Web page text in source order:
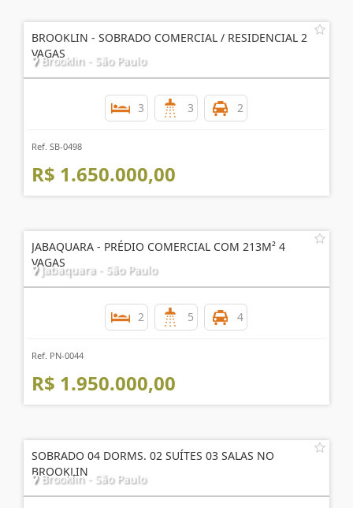
BROOKLIN - SOBRADO COMERCIAL / RESIDENCIAL 2
VAGAS
Brooklin - São Paulo
3 3 2
Ref. SB-0498
R$ 1.650.000,00
JABAQUARA - PRÉDIO COMERCIAL COM 213M² 4
VAGAS
Jabaquara - São Paulo
2 5 4
Ref. PN-0044
R$ 1.950.000,00
SOBRADO 04 DORMS. 02 SUÍTES 03 SALAS NO
BROOKLIN
Brooklin - São Paulo